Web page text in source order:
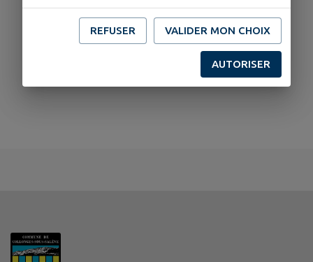
REFUSER VALIDER MON CHOIX
AUTORISER